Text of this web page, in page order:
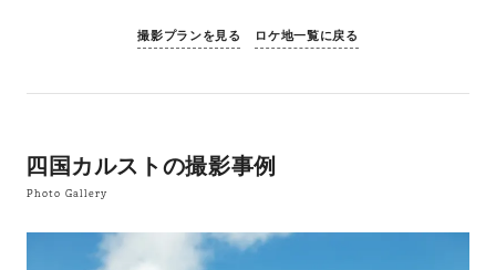
撮影プランを見る ロケ地一覧に戻る
四国カルストの撮影事例
Photo Gallery